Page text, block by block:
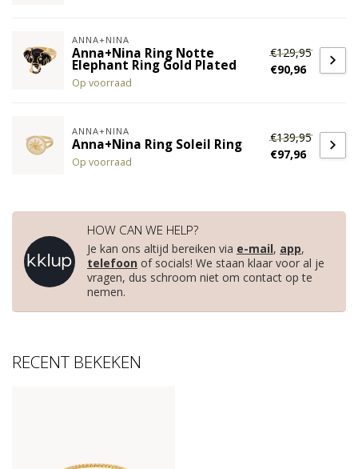
ANNA+NINA
Anna+Nina Ring Notte
Elephant Ring Gold Plated
Op voorraad
€129,95
€90,96
ANNA+NINA
Anna+Nina Ring Soleil Ring
Op voorraad
€139,95
€97,96
HOW CAN WE HELP?
Je kan ons altijd bereiken via e-mail, app,
telefoon of socials! We staan klaar voor al je
vragen, dus schroom niet om contact op te
nemen.
RECENT BEKEKEN